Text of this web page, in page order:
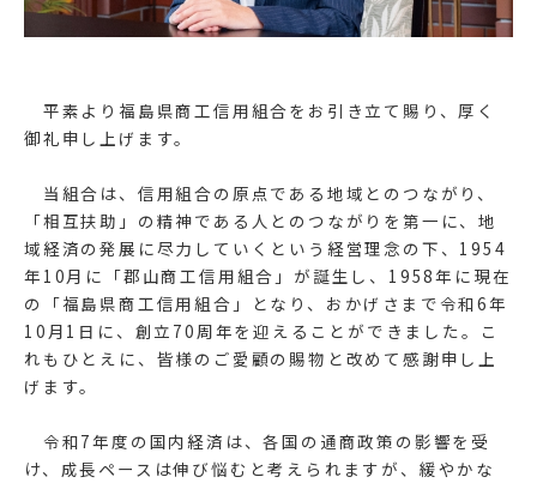
平素より福島県商工信用組合をお引き立て賜り、厚く
御礼申し上げます。
当組合は、信用組合の原点である地域とのつながり、
「相互扶助」の精神である人とのつながりを第一に、地
域経済の発展に尽力していくという経営理念の下、1954
年10月に「郡山商工信用組合」が誕生し、1958年に現在
の「福島県商工信用組合」となり、おかげさまで令和6年
10月1日に、創立70周年を迎えることができました。こ
れもひとえに、皆様のご愛顧の賜物と改めて感謝申し上
げます。
令和7年度の国内経済は、各国の通商政策の影響を受
け、成長ペースは伸び悩むと考えられますが、緩やかな